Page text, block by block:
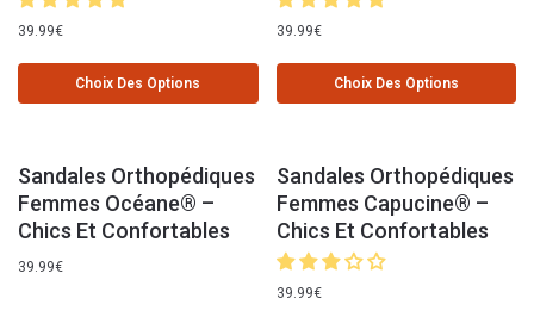
39.99€
Choix Des Options
39.99€
Choix Des Options
Sandales Orthopédiques
Femmes Océane® –
Chics Et Confortables
39.99€
Sandales Orthopédiques
Femmes Capucine® –
Chics Et Confortables
39.99€